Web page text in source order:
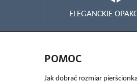
ELEGANCKIE
POMOC
Jak dobrać rozmiar